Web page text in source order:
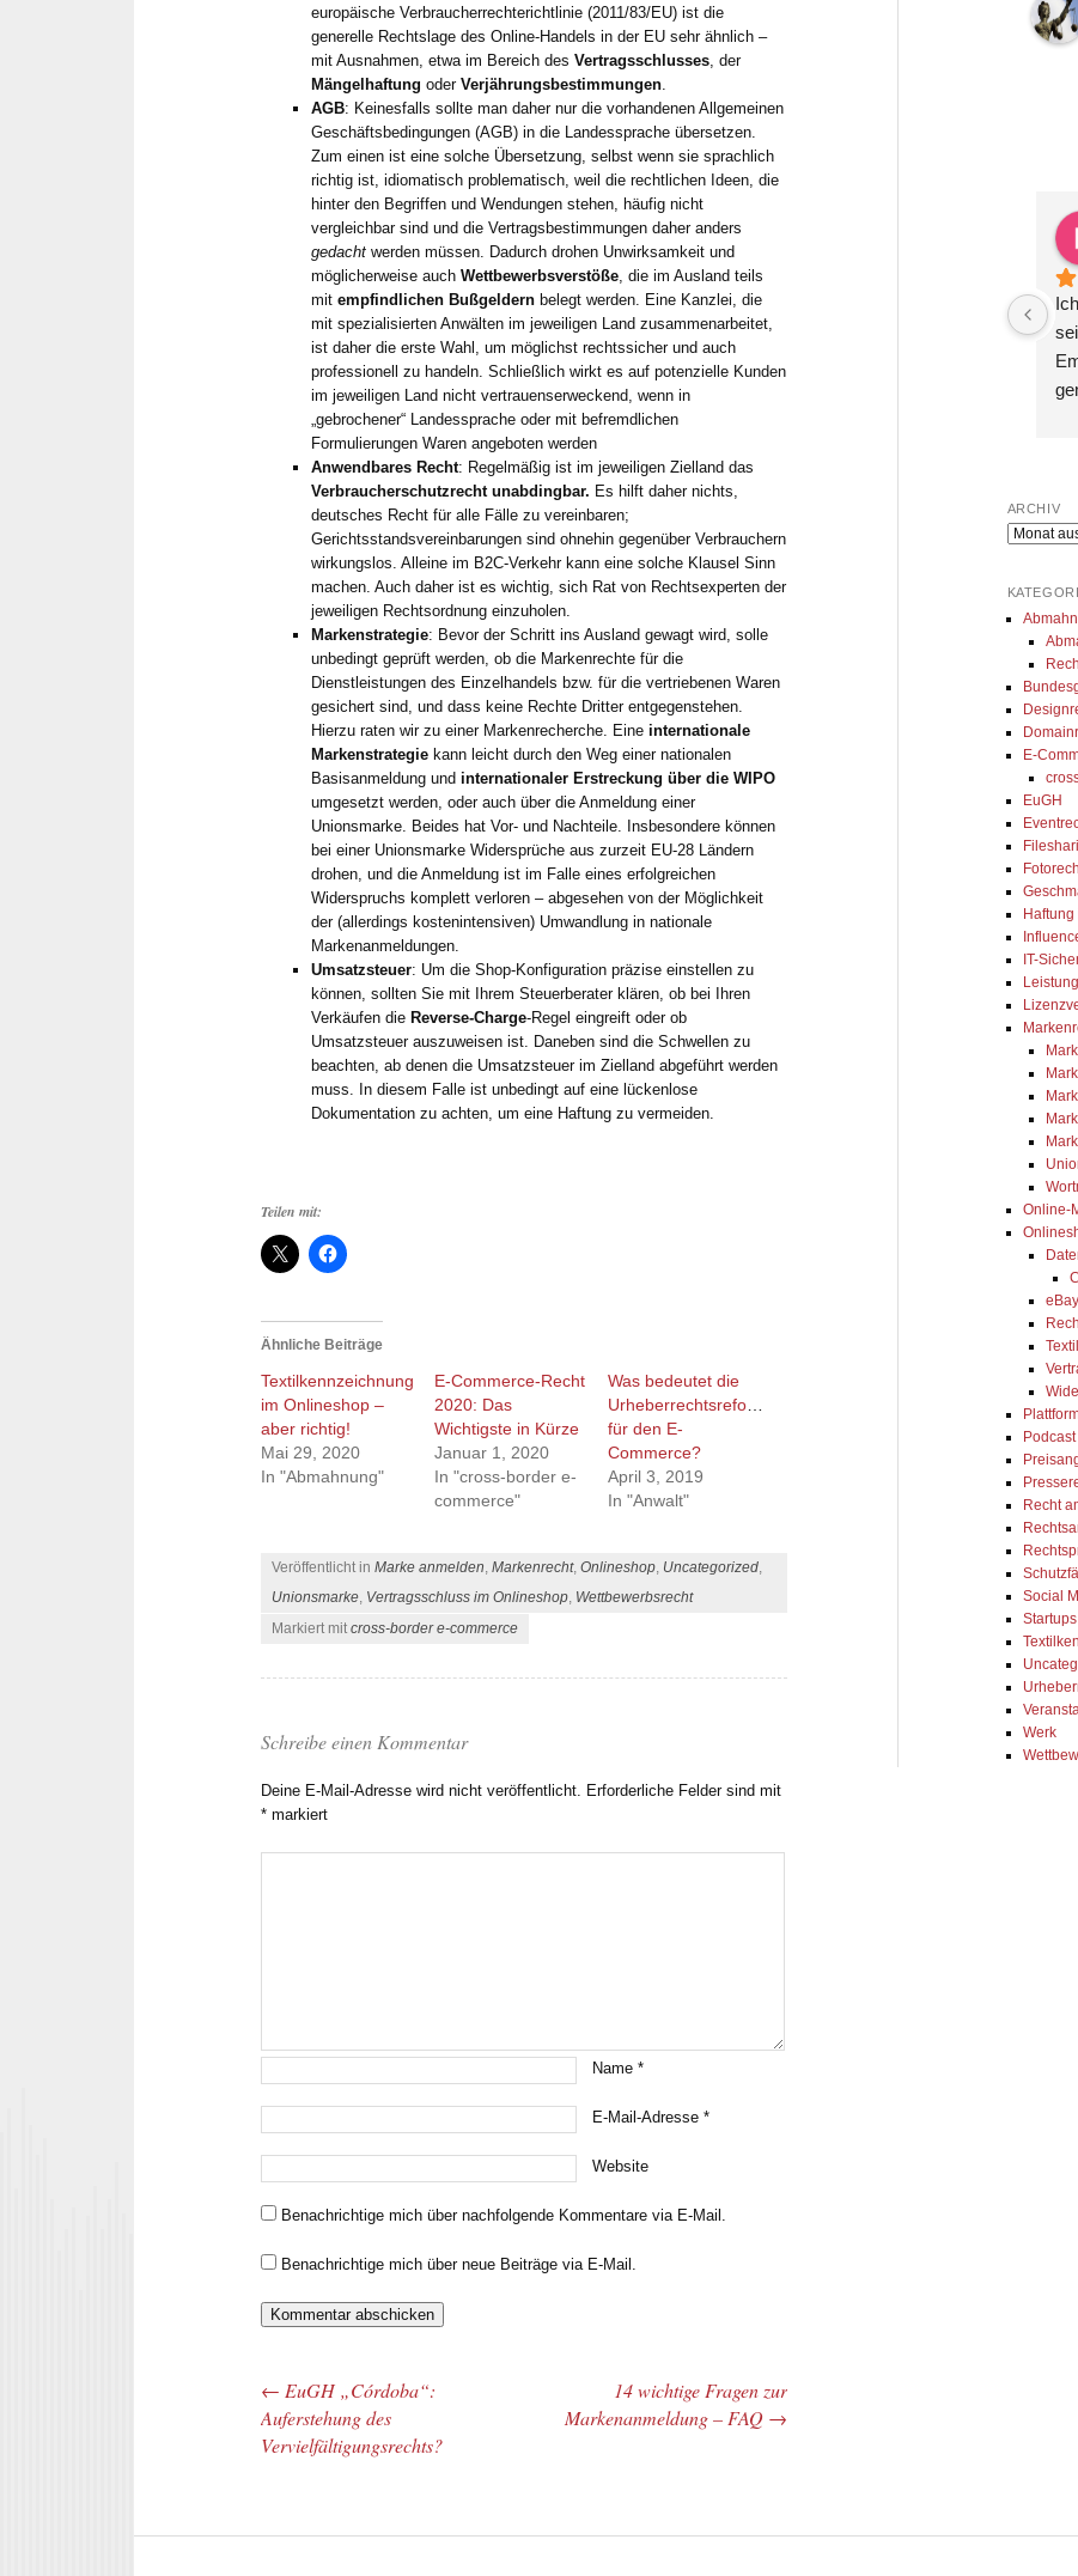
europäische Verbraucherrechterichtlinie (2011/83/EU) ist die
generelle Rechtslage des Online-Handels in der EU sehr ähnlich –
mit Ausnahmen, etwa im Bereich des Vertragsschlusses, der
Mängelhaftung oder Verjährungsbestimmungen.
AGB: Keinesfalls sollte man daher nur die vorhandenen Allgemeinen
Geschäftsbedingungen (AGB) in die Landessprache übersetzen.
Zum einen ist eine solche Übersetzung, selbst wenn sie sprachlich
richtig ist, idiomatisch problematisch, weil die rechtlichen Ideen, die
hinter den Begriffen und Wendungen stehen, häufig nicht
vergleichbar sind und die Vertragsbestimmungen daher anders
gedachtwerden müssen. Dadurch drohen Unwirksamkeit und
möglicherweise auch Wettbewerbsverstöße, die im Ausland teils
mit empfindlichen Bußgeldernbelegt werden. Eine Kanzlei, die
mit spezialisierten Anwälten im jeweiligen Land zusammenarbeitet,
ist daher die erste Wahl, um möglichst rechtssicher und auch
professionell zu handeln. Schließlich wirkt es auf potenzielle Kunden
im jeweiligen Land nicht vertrauenserweckend, wenn in
„gebrochener“ Landessprache oder mit befremdlichen
Formulierungen Waren angeboten werden
Anwendbares Recht: Regelmäßig ist im jeweiligen Zielland das
Verbraucherschutzrecht unabdingbar. Es hilft daher nichts,
deutsches Recht für alle Fälle zu vereinbaren;
Gerichtsstandsvereinbarungen sind ohnehin gegenüber Verbrauchern
wirkungslos. Alleine im B2C-Verkehr kann eine solche Klausel Sinn
machen. Auch daher ist es wichtig, sich Rat von Rechtsexperten der
jeweiligen Rechtsordnung einzuholen.
Markenstrategie: Bevor der Schritt ins Ausland gewagt wird, solle
unbedingt geprüft werden, ob die Markenrechte für die
Dienstleistungen des Einzelhandels bzw. für die vertriebenen Waren
gesichert sind, und dass keine Rechte Dritter entgegenstehen.
Hierzu raten wir zu einer Markenrecherche. Eine internationale
Markenstrategiekann leicht durch den Weg einer nationalen
Basisanmeldung und internationaler Erstreckung über die WIPO
umgesetzt werden, oder auch über die Anmeldung einer
Unionsmarke. Beides hat Vor- und Nachteile. Insbesondere können
bei einer Unionsmarke Widersprüche aus zurzeit EU-28 Ländern
drohen, und die Anmeldung ist im Falle eines erfolgreichen
Widerspruchs komplett verloren – abgesehen von der Möglichkeit
der (allerdings kostenintensiven) Umwandlung in nationale
Markenanmeldungen.
Umsatzsteuer: Um die Shop-Konfiguration präzise einstellen zu
können, sollten Sie mit Ihrem Steuerberater klären, ob bei Ihren
Verkäufen die Reverse-Charge-Regel eingreift oder ob
Umsatzsteuer auszuweisen ist. Daneben sind die Schwellen zu
beachten, ab denen die Umsatzsteuer im Zielland abgeführt werden
muss. In diesem Falle ist unbedingt auf eine lückenlose
Dokumentation zu achten, um eine Haftung zu vermeiden.
Teilen mit:
Ähnliche Beiträge
Textilkennzeichnung
im Onlineshop –
aber richtig!
Mai 29, 2020
In "Abmahnung"
E-Commerce-Recht
2020: Das
Wichtigste in Kürze
Januar 1, 2020
In "cross-border e-
commerce"
Was bedeutet die
Urheberrechtsreform
für den E-
Commerce?
April 3, 2019
In "Anwalt"
Veröffentlicht in Marke anmelden, Markenrecht, Onlineshop, Uncategorized,
Unionsmarke, Vertragsschluss im Onlineshop, Wettbewerbsrecht
Markiert mitcross-border e-commerce
Schreibe einen Kommentar
Deine E-Mail-Adresse wird nicht veröffentlicht.
Erforderliche Felder sind mit
* markiert
Name *
E-Mail-Adresse *
Website
Benachrichtige mich über nachfolgende Kommentare via E-Mail.
Benachrichtige mich über neue Beiträge via E-Mail.
Beitrags-Navigation
← EuGH „Córdoba“:
Auferstehung des
Vervielfältigungsrechts?
14 wichtige Fragen zur
Markenanmeldung – FAQ →
Alex Krauß
vor 2 Jahren
Zuverlässige, kompetente und
schnelle RechtsberatungWir
sind seit einem halben Jahr in
der Betreuung bei Herrn Dr.
Metzner und sehr zufrieden.
Herr Dr. Metzner steht uns in
allen rechtlichen Themen zur
Seite und gibt uns immer eine
schnelle und kompetente
Einschätzung. Besonders
schätzen wir den
unkomplizierten Austausch
über WhatsApp, wodurch wir
taggleich oder innerhalb
weniger Tage kompetentes
Feedback erhalten. Wir können
ihn als Anwalt und das Team
aus seiner Kanzlei sehr
empfehlen!
Herr Dr. Metzner ist das, was
man in einem Anwalt sucht:
professionell, sachlich und
er erklärt alles genau und ist
sofort erreichbar, wenn man
seine Beratung braucht. Auch
Ich kann seine Kanzlei nur von
-
ARCHIV
Archiv
E-
EuGH
Haftung
IT-
Online-
Recht
Social
Werk